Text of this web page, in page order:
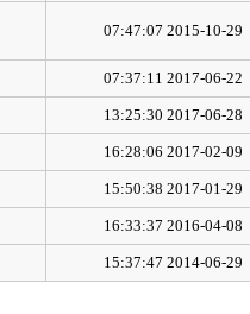
2015-10-29 07:47:07
2017-06-22 07:37:11
2017-06-28 13:25:30
2017-02-09 16:28:06
2017-01-29 15:50:38
2016-04-08 16:33:37
2014-06-29 15:37:47